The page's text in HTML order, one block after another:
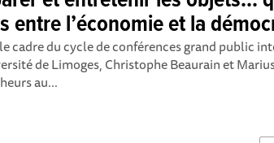
entre l’économie et la
cadre du cycle de conférences grand public
de Limoges, Christophe Beaurain et
au...